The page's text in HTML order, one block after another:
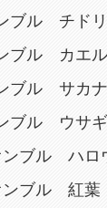
ブル チドリ
ブル カエル
ブル サカナ
ブル ウサギ
ンブル ハロ
ンブル 紅葉